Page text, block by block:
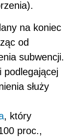
na koniec
od
subwencji.
podlegającej
służy
, który
proc.,